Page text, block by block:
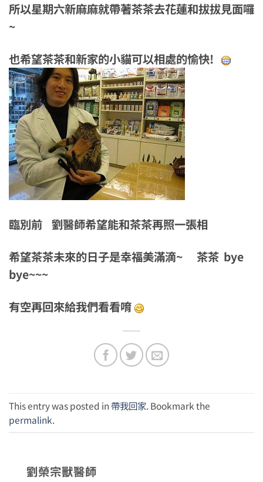
所以星期六新麻麻就帶著茶茶去花蓮和拔拔見面囉
~
也希望茶茶和新家的小貓可以相處的愉快!
臨別前 劉醫師希望能和茶茶再照一張相
希望茶茶未來的日子是幸福美滿滴~ 茶茶 bye
bye~~~
有空再回來給我們看看唷
This entry was posted in帶我回家. Bookmark the
permalink.
劉榮宗獸醫師